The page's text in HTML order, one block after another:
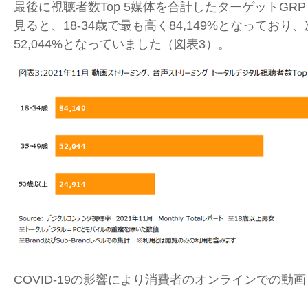
最後に視聴者数Top 5媒体を合計したターゲット GRP
見ると、 18-34歳で最も高く 84,149%となっており
52,044%となっていました（図表3）。
COVID-19の影響により消費者のオンラインでの動